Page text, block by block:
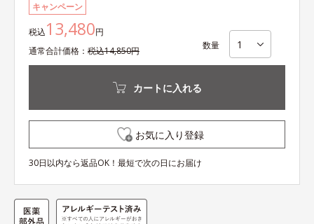
キャンペーン
税込13,480円
通常合計価格： 税込14,850円 数量
カートに入れる
お気に入り登録
30日以内なら返品OK！最短で次の日にお届け